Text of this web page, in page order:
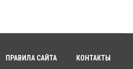
ПРАВИЛА САЙТА КОНТАКТЫ